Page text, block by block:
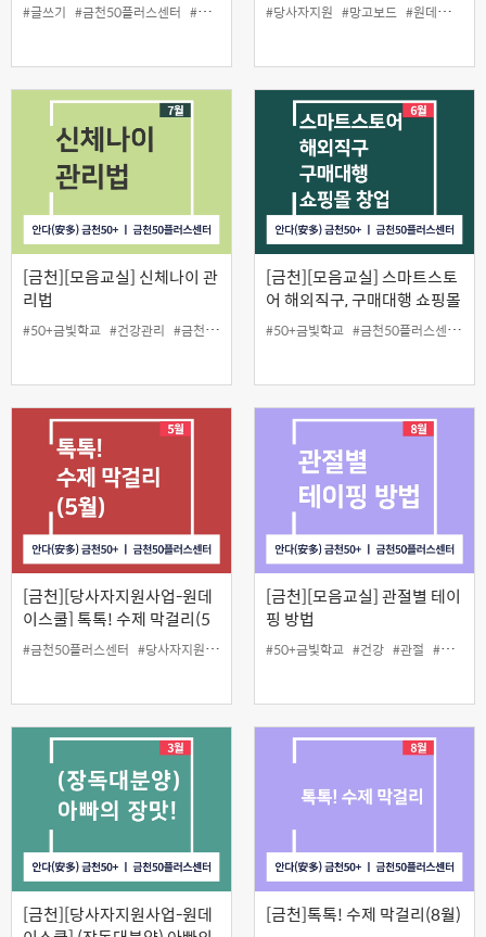
#글쓰기 #금천50플러스센터 #나눔교실 챗GPT #당사자지원 #망고보드 #원데이스쿨
[금천][모음교실] 신체나이 관
리법
#50+금빛학교 #건강관리 #금천50플러스센터 #당사자지원 #모음교실
[금천][모음교실] 스마트스토
어 해외직구, 구매대행 쇼핑몰
창업
#50+금빛학교 #금천50플러스센터
[금천][당사자지원사업-원데
이스쿨] 톡톡! 수제 막걸리(5
월)
#금천50플러스센터 #당사자지원사업 #막걸리 #원데이스쿨
[금천][모음교실] 관절별 테이
핑 방법
#50+금빛학교 #건강 #관절 #금천50플러스센터
[금천][당사자지원사업-원데
[금천]톡톡! 수제 막걸리(8월)